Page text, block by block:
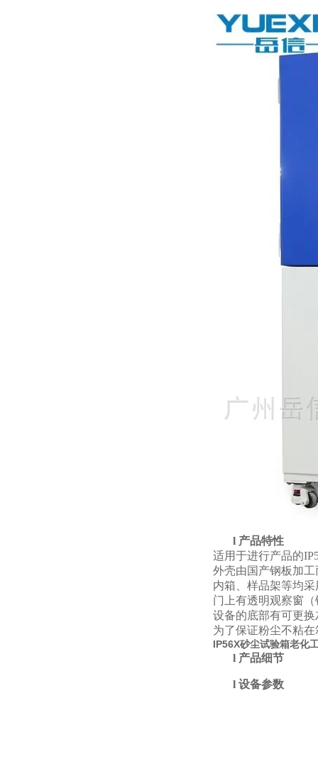
l 产品特性
适用于进行产品的
外壳由国产钢板加
内箱、样品架等均
门上有透明观察窗
设备的底部有可更
为了保证粉尘不粘
IP56X砂尘试验箱老化
l 产品细节
l 设备参数